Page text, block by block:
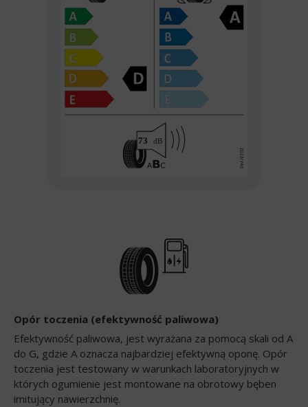
Opór toczenia (efektywność paliwowa)
Efektywność paliwowa, jest wyrażana za pomocą skali od A
do G, gdzie A oznacza najbardziej efektywną oponę. Opór
toczenia jest testowany w warunkach laboratoryjnych w
których ogumienie jest montowane na obrotowy bęben
imitujący nawierzchnię.